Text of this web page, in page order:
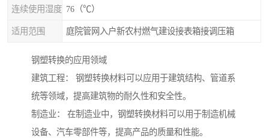
连续使用湿度 76（℃）
适用范围 庭院管网入户新农村燃气建设接表箱接调压箱
钢塑转换的应用领域
建筑工程： 钢塑转换材料可以应用于建筑结构、管道系
统等领域，提高建筑物的耐久性和安全性。
制造业： 在制造业中，钢塑转换材料可以用于制造机械
设备、汽车零部件等，提高产品的质量和性能。